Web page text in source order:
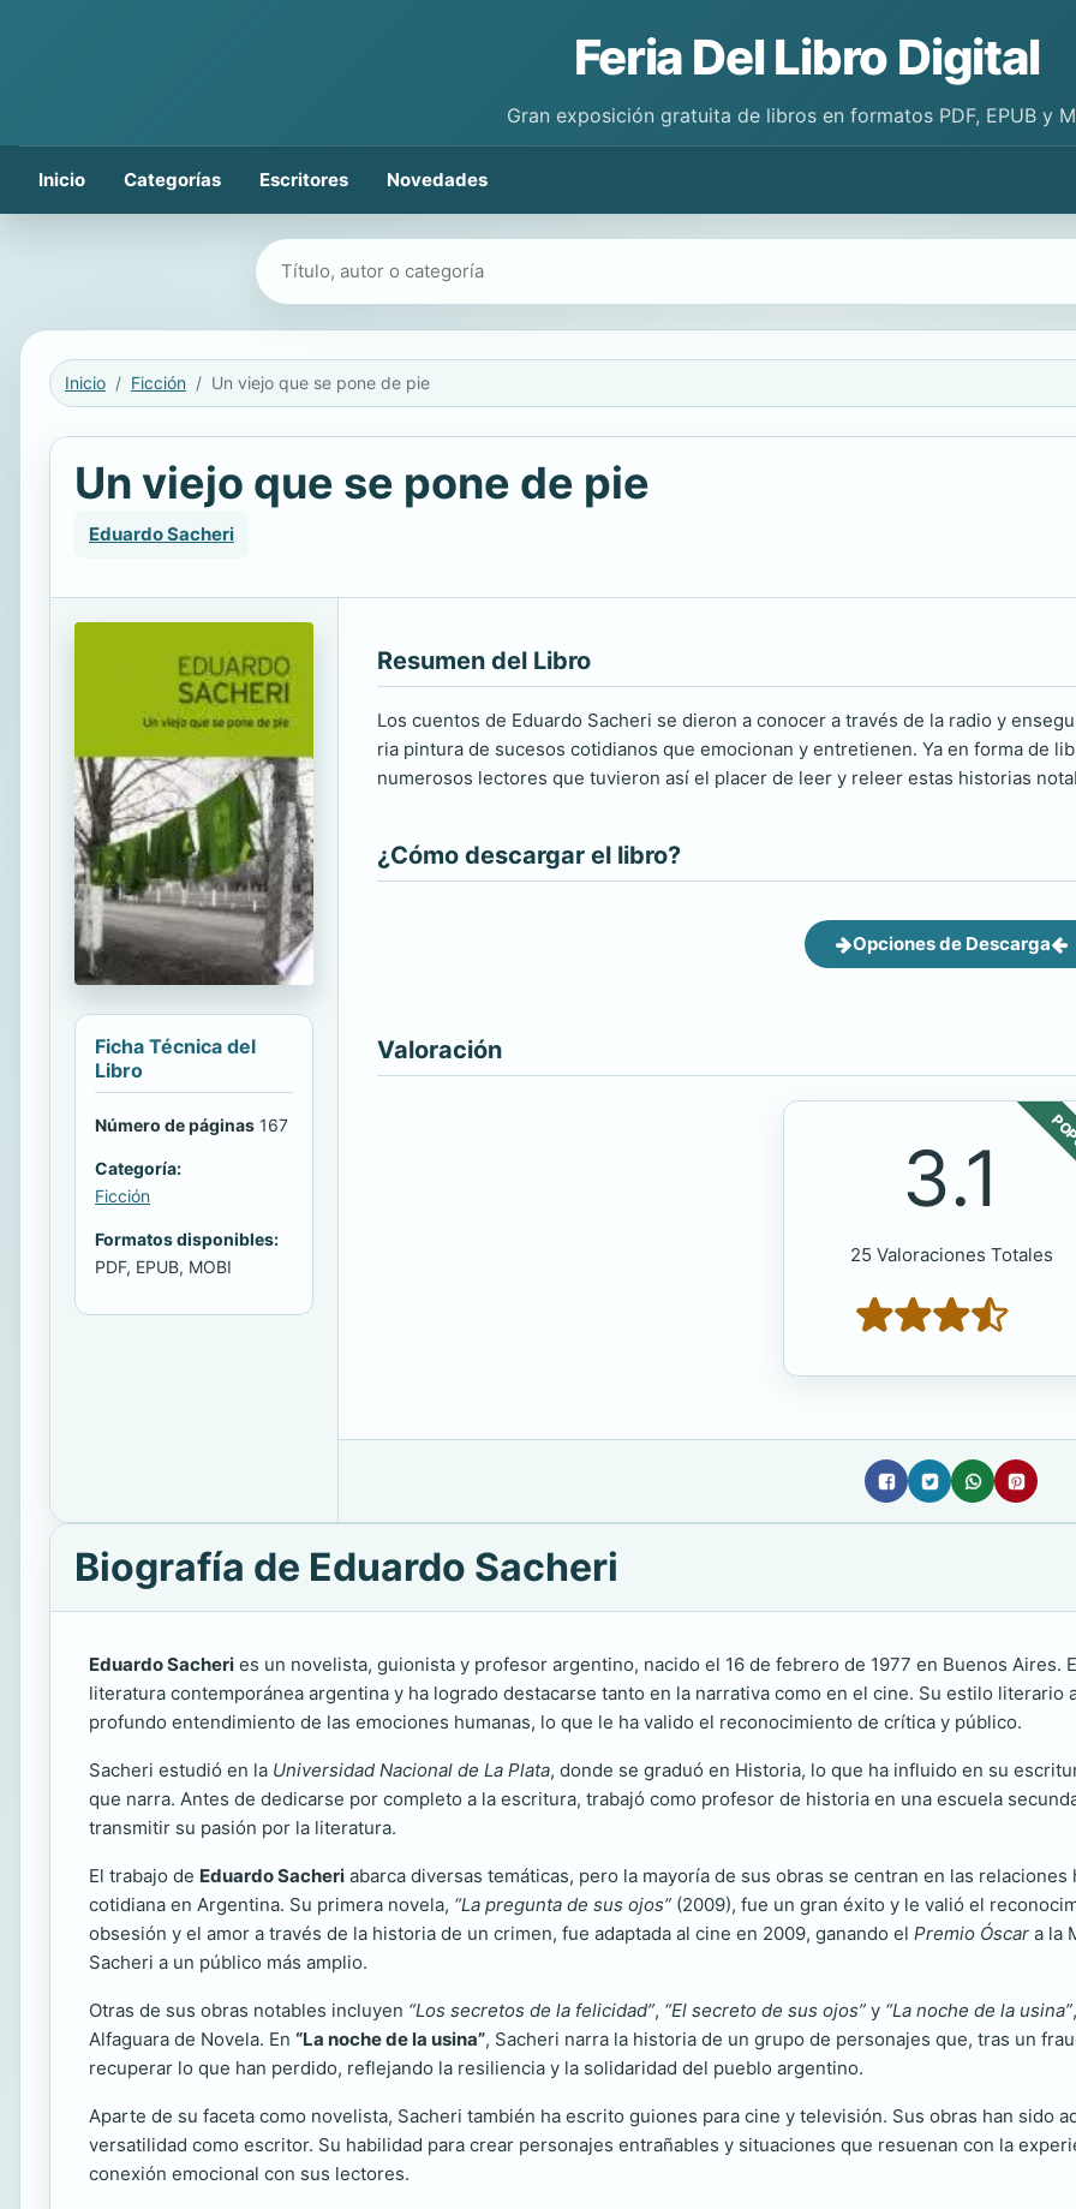
Feria Del Libro Digital
Gran exposición gratuita de libros en formatos PDF, EPUB y
Inicio Categorías Escritores Novedades
Buscar libros
Inicio Ficción Un viejo que se pone de pie
Un viejo que se pone de pie
Eduardo Sacheri
Ficha Técnica del
Libro
Número de páginas 167
Categoría:
Ficción
Formatos disponibles:
PDF, EPUB, MOBI
Resumen del Libro
Los cuentos de Eduardo Sacheri se dieron a conocer a través de la radio y
ria pintura de sucesos cotidianos que emocionan y entretienen. Ya en forma de
numerosos lectores que tuvieron así el placer de leer y releer estas historias
¿Cómo descargar el libro?
Opciones de Descarga
Valoración
3.1
25 Valoraciones Totales
Biografía de Eduardo Sacheri
Eduardo Sacheri es un novelista, guionista y profesor argentino, nacido el 16 de febrero de 1977 en Buenos Aires.
literatura contemporánea argentina y ha logrado destacarse tanto en la narrativa como en el cine. Su estilo literario
profundo entendimiento de las emociones humanas, lo que le ha valido el reconocimiento de crítica y público.
Sacheri estudió en la Universidad Nacional de La Plata, donde se graduó en Historia, lo que ha influido en su
que narra. Antes de dedicarse por completo a la escritura, trabajó como profesor de historia en una escuela
transmitir su pasión por la literatura.
El trabajo de Eduardo Sacheri abarca diversas temáticas, pero la mayoría de sus obras se centran en las
cotidiana en Argentina. Su primera novela, “La pregunta de sus ojos” (2009), fue un gran éxito y le valió el
obsesión y el amor a través de la historia de un crimen, fue adaptada al cine en 2009, ganando el Premio Óscar a la
Sacheri a un público más amplio.
Otras de sus obras notables incluyen “Los secretos de la felicidad”, “El secreto de sus ojos” y “La noche de la usina”
Alfaguara de Novela. En “La noche de la usina”, Sacheri narra la historia de un grupo de personajes que, tras un
recuperar lo que han perdido, reflejando la resiliencia y la solidaridad del pueblo argentino.
Aparte de su faceta como novelista, Sacheri también ha escrito guiones para cine y televisión. Sus obras han sido
versatilidad como escritor. Su habilidad para crear personajes entrañables y situaciones que resuenan con la
conexión emocional con sus lectores.